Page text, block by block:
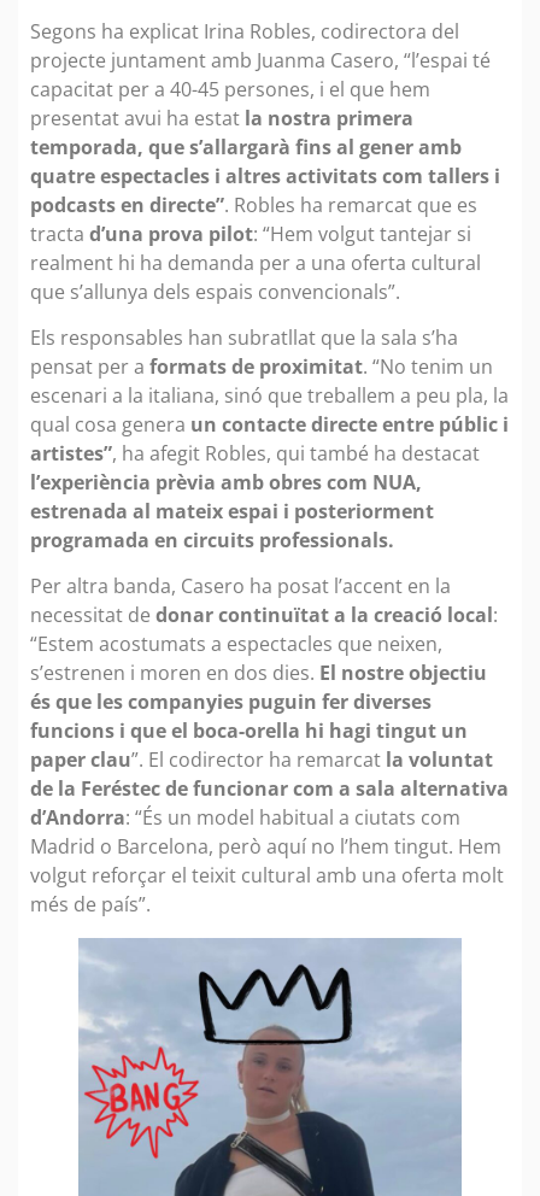
Segons ha explicat Irina Robles, codirectora del
projecte juntament amb Juanma Casero, “l’espai té
capacitat per a 40-45 persones, i el que hem
presentat avui ha estat la nostra primera
temporada, que s’allargarà fins al gener amb
quatre espectacles i altres activitats com tallers i
podcasts en directe”. Robles ha remarcat que es
tracta d’una prova pilot: “Hem volgut tantejar si
realment hi ha demanda per a una oferta cultural
que s’allunya dels espais convencionals”.
Els responsables han subratllat que la sala s’ha
pensat per a formats de proximitat. “No tenim un
escenari a la italiana, sinó que treballem a peu pla, la
qual cosa genera un contacte directe entre públic i
artistes”, ha afegit Robles, qui també ha destacat
l’experiència prèvia amb obres com NUA,
estrenada al mateix espai i posteriorment
programada en circuits professionals.
Per altra banda, Casero ha posat l’accent en la
necessitat de donar continuïtat a la creació local:
“Estem acostumats a espectacles que neixen,
s’estrenen i moren en dos dies. El nostre objectiu
és que les companyies puguin fer diverses
funcions i que el boca-orella hi hagi tingut un
paper clau”. El codirector ha remarcat la voluntat
de la Feréstec de funcionar com a sala alternativa
d’Andorra: “És un model habitual a ciutats com
Madrid o Barcelona, però aquí no l’hem tingut. Hem
volgut reforçar el teixit cultural amb una oferta molt
més de país”.